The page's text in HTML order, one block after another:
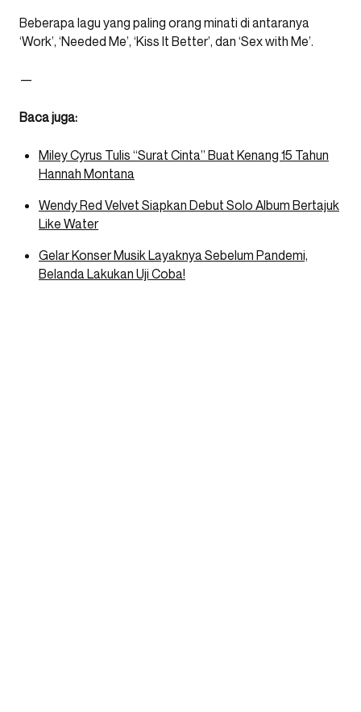
Beberapa lagu yang paling orang minati di antaranya
‘Work’, ‘Needed Me’, ‘Kiss It Better’, dan ‘Sex with Me’.
—
Baca juga:
Miley Cyrus Tulis “Surat Cinta” Buat Kenang 15 Tahun
Hannah Montana
Wendy Red Velvet Siapkan Debut Solo Album Bertajuk
Like Water
Gelar Konser Musik Layaknya Sebelum Pandemi,
Belanda Lakukan Uji Coba!